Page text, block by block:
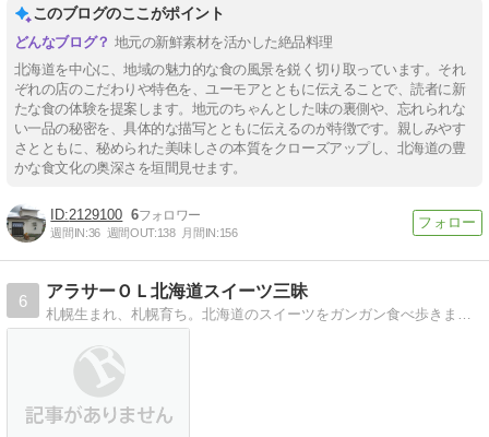
このブログのここがポイント
地元の新鮮素材を活かした絶品料理
北海道を中心に、地域の魅力的な食の風景を鋭く切り取っています。それ
ぞれの店のこだわりや特色を、ユーモアとともに伝えることで、読者に新
たな食の体験を提案します。地元のちゃんとした味の裏側や、忘れられな
い一品の秘密を、具体的な描写とともに伝えるのが特徴です。親しみやす
さとともに、秘められた美味しさの本質をクローズアップし、北海道の豊
かな食文化の奥深さを垣間見せます。
2129100 6
週間IN:36 週間OUT:138 月間IN:156
6
アラサーＯＬ北海道スイーツ三昧